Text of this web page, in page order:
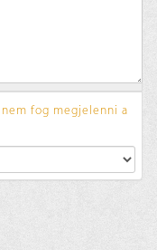
fog megjelenni a